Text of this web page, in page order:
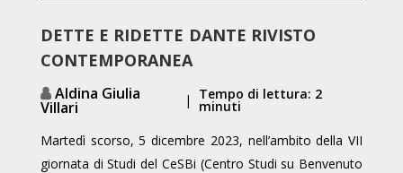
DETTE E RIDETTE DANTE RIVISTO
CONTEMPORANEA
Aldina Giulia
Villari | Tempo di lettura: 2
minuti
Martedì scorso, 5 dicembre 2023, nell’ambito della VII
giornata di Studi del CeSBi (Centro Studi su Benvenuto